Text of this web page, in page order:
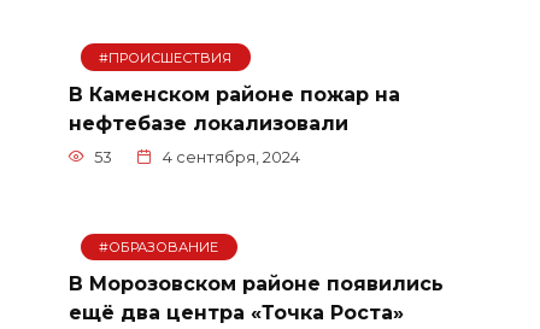
#ПРОИСШЕСТВИЯ
В Каменском районе пожар на
нефтебазе локализовали
53 4 сентября, 2024
#ОБРАЗОВАНИЕ
В Морозовском районе появились
ещё два центра «Точка Роста»